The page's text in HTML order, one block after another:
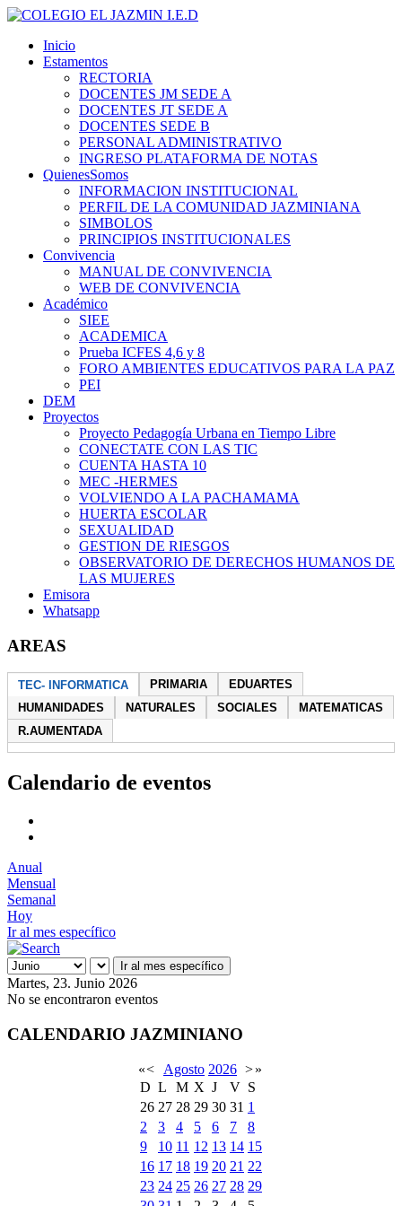
Inicio
Estamentos
RECTORIA
DOCENTES JM SEDE A
DOCENTES JT SEDE A
DOCENTES SEDE B
PERSONAL ADMINISTRATIVO
INGRESO PLATAFORMA DE NOTAS
QuienesSomos
INFORMACION INSTITUCIONAL
PERFIL DE LA COMUNIDAD JAZMINIANA
SIMBOLOS
PRINCIPIOS INSTITUCIONALES
Convivencia
MANUAL DE CONVIVENCIA
WEB DE CONVIVENCIA
Académico
SIEE
ACADEMICA
Prueba ICFES 4,6 y 8
FORO AMBIENTES EDUCATIVOS PARA LA PAZ
PEI
DEM
Proyectos
Proyecto Pedagogía Urbana en Tiempo Libre
CONECTATE CON LAS TIC
CUENTA HASTA 10
MEC -HERMES
VOLVIENDO A LA PACHAMAMA
HUERTA ESCOLAR
SEXUALIDAD
GESTION DE RIESGOS
OBSERVATORIO DE DERECHOS HUMANOS DE
LAS MUJERES
Emisora
Whatsapp
AREAS
TEC- INFORMATICA PRIMARIA
EDUARTES
HUMANIDADES
NATURALES SOCIALES
MATEMATICAS
R.AUMENTADA
Calendario de eventos
Anual
Mensual
Semanal
Hoy
Ir al mes específico
Ir al mes específico
Martes, 23. Junio 2026
No se encontraron eventos
CALENDARIO JAZMINIANO
«< Agosto 2026 >»
D L M X J V S
26 27 28 29 30 31 1
2
3 4 5 6 7
8
9
10 11 12 13 14 15
16 17 18 19 20 21 22
23 24 25 26 27 28 29